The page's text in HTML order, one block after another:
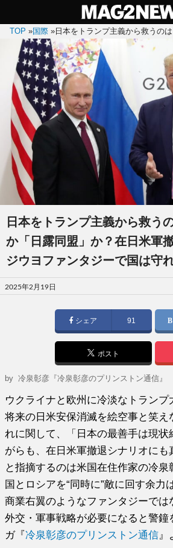
TOP »国際 » 日本をトランプ主義から救うの
日本をトランプ主義から救う
か「日露同盟」か？在日米軍
ジウヨファンタジーで国は守
投
稿
2025年2月19日
シェア 91
ポスト
by冷泉彰彦『冷泉彰彦のプリンストン通信』
ウクライナと欧州に冷淡なトランプ
将来の日米安保消滅を絵空事と笑え
れに関して、「日本の最善手は現状
がらも、在日米軍撤退シナリオにも
と指摘するのは米国在住作家の冷泉
国とロシアを“同時に”敵に回す余力
商業右翼のようなファンタジーでは
外交・軍事戦略が必要になると警鐘
ガ『冷泉彰彦のプリンストン通信 』